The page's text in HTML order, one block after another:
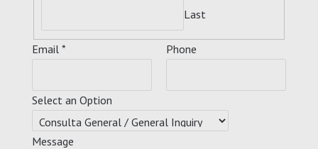
Last
Email * Phone
M
s
Select an Option
Message